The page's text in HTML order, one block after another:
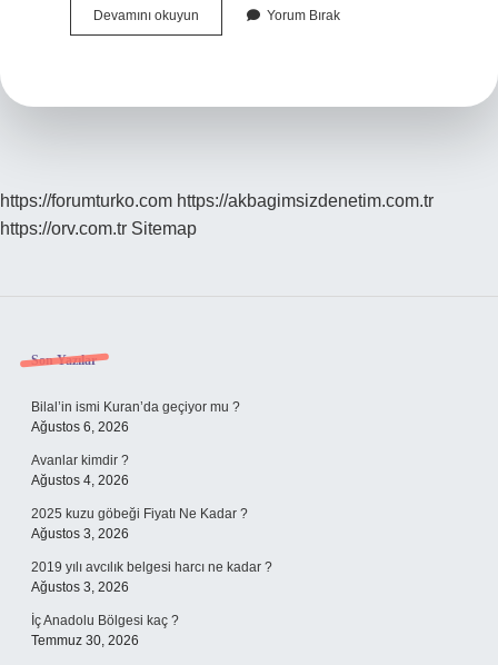
Devamını okuyun Bomemetre
Ne
Yorum Bırak
https://forumturko.com https://akbagimsizdenetim.com.tr
https://orv.com.tr Sitemap
Sidebar
Son Yazılar
Bilal’in ismi Kuran’da geçiyor mu ?
Ağustos 6, 2026
Avanlar kimdir ?
Ağustos 4, 2026
2025 kuzu göbeği Fiyatı Ne Kadar ?
Ağustos 3, 2026
2019 yılı avcılık belgesi harcı ne kadar ?
Ağustos 3, 2026
İç Anadolu Bölgesi kaç ?
Temmuz 30, 2026